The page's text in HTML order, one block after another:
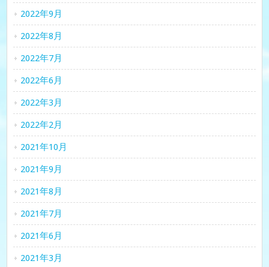
2022年9月
2022年8月
2022年7月
2022年6月
2022年3月
2022年2月
2021年10月
2021年9月
2021年8月
2021年7月
2021年6月
2021年3月